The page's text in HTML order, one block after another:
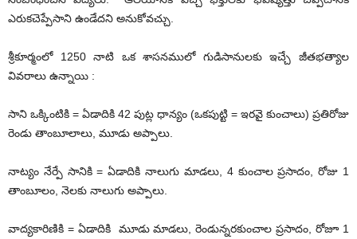
ఎరుకచెప్పేసాని ఉండేదని అనుకోవచ్చు.
శ్రీకూర్మంలో 1250 నాటి ఒక శాసనములో గుడిసానులకు ఇచ్చే జీతభత్యాల
వివరాలు ఉన్నాయి :
సాని ఒక్కింటికి = ఏడాదికి 42 పుట్ల ధాన్యం (ఒకపుట్టి = ఇరవై కుంచాలు) ప్రతిరోజు
రెండు తాంబూలాలు, మూడు అప్పాలు.
నాట్యం నేర్పే సానికి = ఏడాదికి నాలుగు మాడలు, 4 కుంచాల ప్రసాదం, రోజు 1
తాంబూలం, నెలకు నాలుగు అప్పాలు.
వాద్యకారిణికి = ఏడాదికి మూడు మాడలు, రెండున్నరకుంచాల ప్రసాదం, రోజూ 1